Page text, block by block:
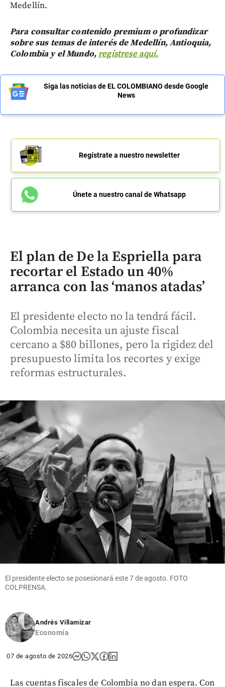
Medellín.
Para consultar contenido premium o profundizar
sobre sus temas de interés de Medellín, Antioquia,
Colombia y el Mundo,regístrese aquí.
Siga las noticias de EL COLOMBIANO desde Google
News
Regístrate a nuestro newsletter
Únete a nuestro canal de Whatsapp
El plan de De la Espriella para
recortar el Estado un 40%
arranca con las ‘manos atadas’
El presidente electo no la tendrá fácil.
Colombia necesita un ajuste fiscal
cercano a $80 billones, pero la rigidez del
presupuesto limita los recortes y exige
reformas estructurales.
El presidente electo se posesionará este 7 de agosto. FOTO
COLPRENSA.
Andrés Villamizar
Economía
07 de agosto de 2026
Las cuentas fiscales de Colombia no dan espera. Con